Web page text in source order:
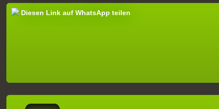
Diesen Link auf WhatsApp teilen